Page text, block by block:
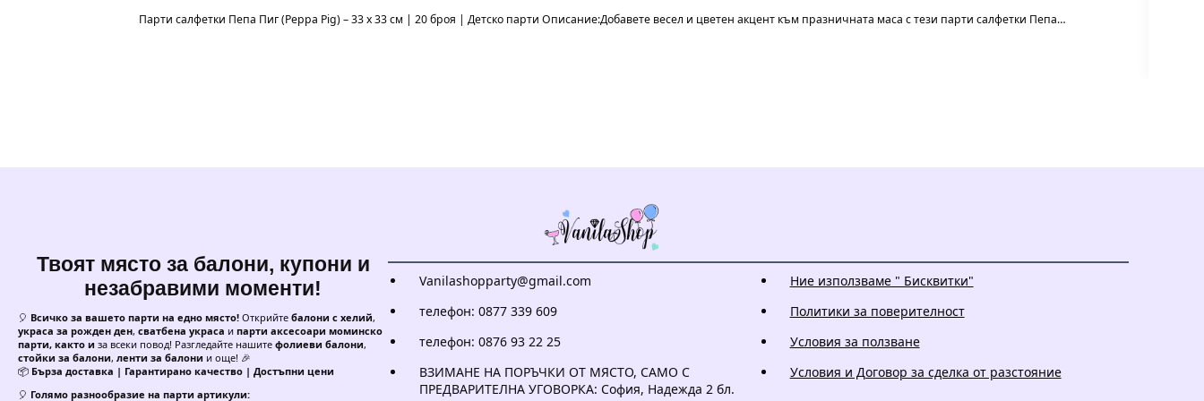
Парти салфетки Пепа Пиг (Peppa Pig) – 33 x 33 см | 20 броя | Детско парти Описание:Добавете весел и цветен акцент към празничната маса с тези парти салфетки Пепа…
Твоят място за балони, купони и
незабравими моменти!
🎈 Всичко за вашето парти на едно място! Открийте балони с хелий,
украса за рожден ден, сватбена украса и парти аксесоари моминско
парти, както и за всеки повод! Разгледайте нашите фолиеви балони,
стойки за балони, ленти за балони и още! 🎉
📦 Бърза доставка | Гарантирано качество | Достъпни цени
🎈 Голямо разнообразие на парти артикули:
Vanilashopparty@gmail.com
телефон: 0877 339 609
телефон: 0876 93 22 25
ВЗИМАНЕ НА ПОРЪЧКИ ОТ МЯСТО, САМО С
ПРЕДВАРИТЕЛНА УГОВОРКА: София, Надежда 2 бл.
Ние използваме " Бисквитки"
Политики за поверителност
Условия за ползване
Условия и Договор за сделка от разстояние